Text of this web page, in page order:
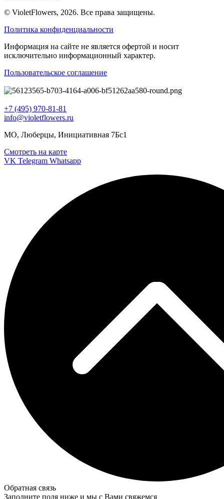
© VioletFlowers, 2026. Все права защищены.
Политика конфиденциальности
Информация на сайте не является офертой и носит
исключительно информационный характер.
Пользовательское соглашение
+7 (495) 970-81-81
info@violetflowers.ru
МО, Люберцы, Инициативная 7Бс1
Смотреть на карте
VK Telegram Whatsapp
Обратная связь
Заполните поля ниже и мы с Вами свяжемся